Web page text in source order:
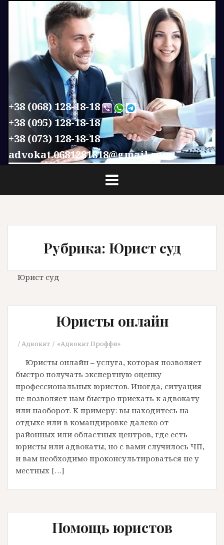
+38 (068) 128-18-18
+38 (095) 128-18-18
+38 (073) 128-18-18
advokat.0681281818@gmail.com
Рубрика: Юрист суд
Юрист суд
Юристы онлайн
Адвокат «Адвокат Проффи»
Юристы онлайн – услуга, которая позволяет
быстро получать экспертную оценку
профессиональных юристов. Иногда, ситуация
не позволяет нам быстро приехать к адвокату
или наоборот. К примеру: вы находитесь на
отдыхе или в командировке далеко от
районных или областных центров, где есть
юристы или адвокаты, но с вами случилось ЧП,
и вам необходимо проконсультироваться не у
местных […]
Помощь юристов